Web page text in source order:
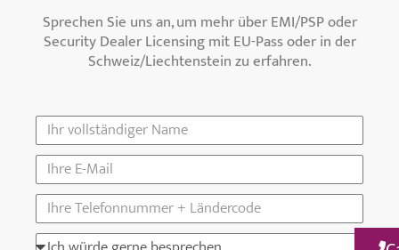
Sprechen Sie uns an, um mehr über EMI/PSP oder
Security Dealer Licensing mit EU-Pass oder in der
Schweiz/Liechtenstein zu erfahren.